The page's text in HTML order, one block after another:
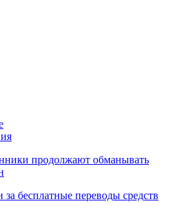
продолжают обманывать
бесплатные переводы средств